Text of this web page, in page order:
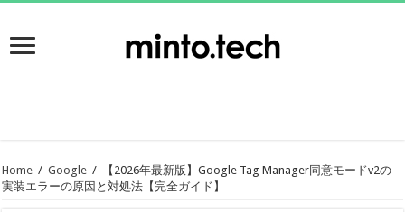
Home / Google /
【2026年最新版】Google Tag Manager同意モードv2の
実装エラーの原因と対処法【完全ガイド】